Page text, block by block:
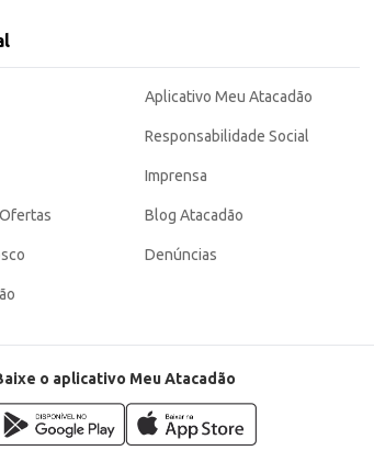
a qualidade e o sabor do frango. Sua apresentação em bandeja
Aplicativo Meu Atacadão
Responsabilidade Social
Imprensa
Blog Atacadão
Denúncias
o aplicativo Meu Atacadão